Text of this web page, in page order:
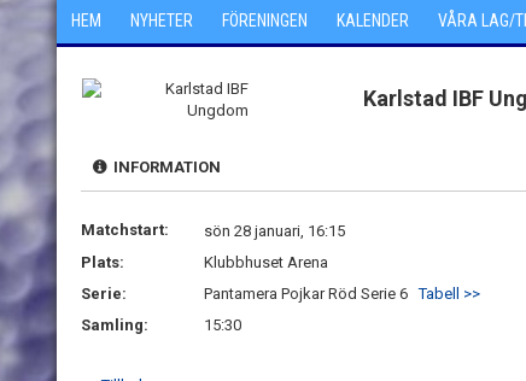
HEM NYHETER FÖRENINGEN KALENDER VÅRA LAG/
Karlstad IBF
INFORMATION
Matchstart:
sön 28 januari, 16:15
Plats:
Klubbhuset Arena
Serie:
Pantamera Pojkar Röd Serie 6Tabell >>
Samling:
15:30